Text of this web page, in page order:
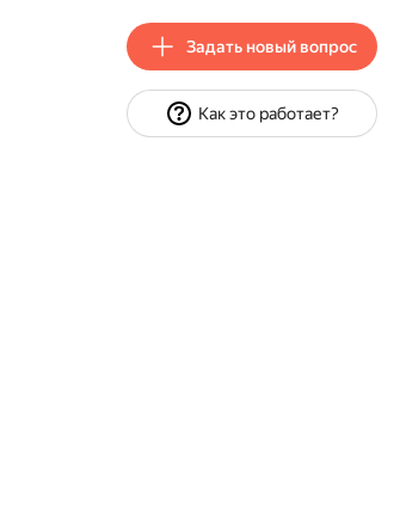
Задать новый вопрос
Как это работает?